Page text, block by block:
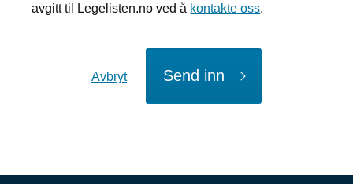
avgitt til Legelisten.no ved å kontakte oss.
Avbryt Send inn